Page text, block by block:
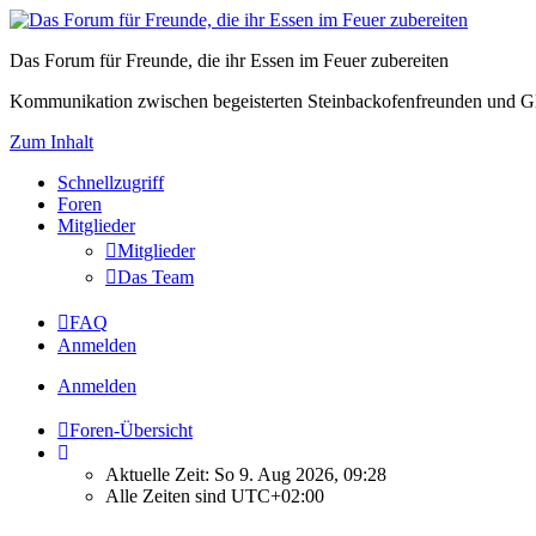
Das Forum für Freunde, die ihr Essen im Feuer zubereiten
Kommunikation zwischen begeisterten Steinbackofenfreunden und
Zum Inhalt
Schnellzugriff
Foren
Mitglieder
Mitglieder
Das Team
FAQ
Anmelden
Anmelden
Foren-Übersicht
Aktuelle Zeit: So 9. Aug 2026, 09:28
Alle Zeiten sind UTC+02:00